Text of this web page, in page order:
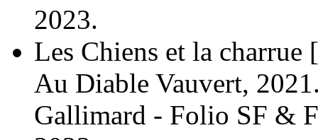
2023.
Les Chiens et la charrue [
Au Diable Vauvert,
Gallimard - Folio SF &